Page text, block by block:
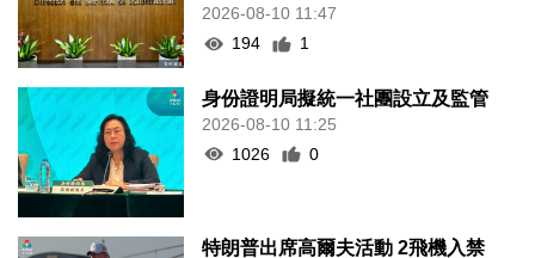
2026-08-10 11:47
194
1
身份證明局擬統一社團設立及監管
2026-08-10 11:25
1026
0
特朗普出席高爾夫活動 2飛機入禁